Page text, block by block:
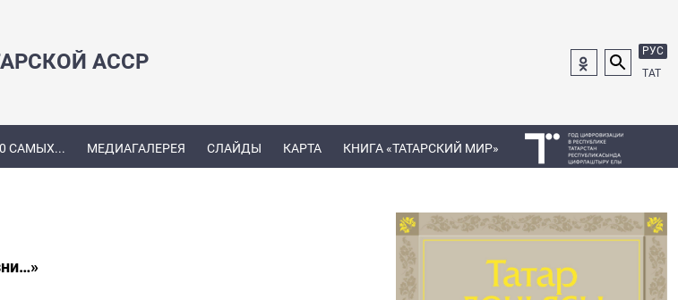
АССР
РУС
ТАТ
САМЫХ... МЕДИАГАЛЕРЕЯ СЛАЙДЫ КАРТА КНИГА «ТАТАРСКИЙ МИР»